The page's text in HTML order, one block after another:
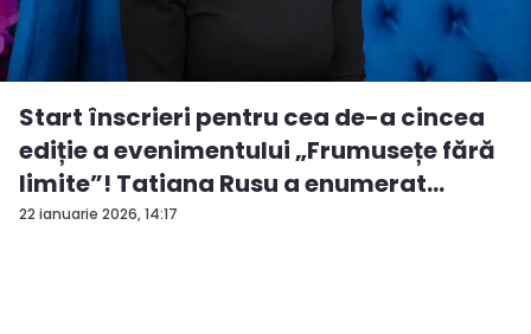
22 ianuarie 2026, 14:17
Start înscrieri pentru cea de-a cincea
ediție a evenimentului „Frumusețe fără
limite”! Tatiana Rusu a enumerat
criter...